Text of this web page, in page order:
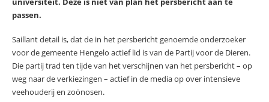
passen.
Saillant detail is, dat de in het persbericht genoemde onderzoeker
voor de gemeente Hengelo actief lid is van de Partij voor de Dieren.
Die partij trad ten tijde van het verschijnen van het persbericht – op
weg naar de verkiezingen – actief in de media op over intensieve
veehouderij en zoönosen.